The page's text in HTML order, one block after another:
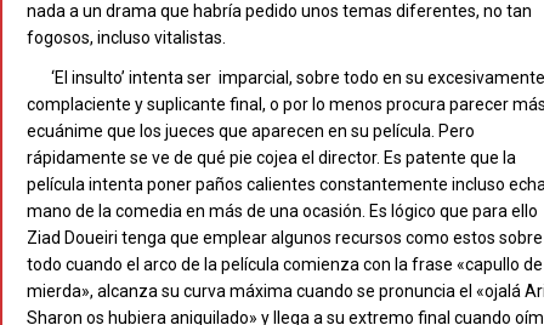
nada a un drama que habría pedido unos temas diferentes, no tan
fogosos, incluso vitalistas.
‘El insulto’ intenta ser imparcial, sobre todo en su excesivamente
complaciente y suplicante final, o por lo menos procura parecer
ecuánime que los jueces que aparecen en su película. Pero
rápidamente se ve de qué pie cojea el director. Es patente que la
película intenta poner paños calientes constantemente incluso
mano de la comedia en más de una ocasión. Es lógico que para ello
Ziad Doueiri tenga que emplear algunos recursos como estos sobre
todo cuando el arco de la película comienza con la frase «capullo de
mierda», alcanza su curva máxima cuando se pronuncia el «ojalá
Sharon os hubiera aniquilado» y llega a su extremo final cuando